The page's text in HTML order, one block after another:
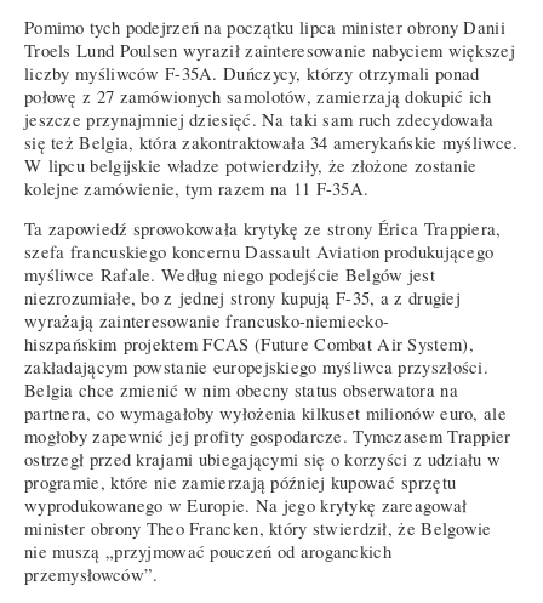
Pomimo tych podejrzeń na początku lipca minister obrony Danii
Troels Lund Poulsen wyraził zainteresowanie nabyciem większej
liczby myśliwców F-35A. Duńczycy, którzy otrzymali ponad
połowę z 27 zamówionych samolotów, zamierzają dokupić ich
jeszcze przynajmniej dziesięć. Na taki sam ruch zdecydowała
się też Belgia, która zakontraktowała 34 amerykańskie myśliwce.
W lipcu belgijskie władze potwierdziły, że złożone zostanie
kolejne zamówienie, tym razem na 11 F-35A.
Ta zapowiedź sprowokowała krytykę ze strony Érica Trappiera,
szefa francuskiego koncernu Dassault Aviation produkującego
myśliwce Rafale. Według niego podejście Belgów jest
niezrozumiałe, bo z jednej strony kupują F-35, a z drugiej
wyrażają zainteresowanie francusko-niemiecko-
hiszpańskim projektem FCAS (Future Combat Air System),
zakładającym powstanie europejskiego myśliwca przyszłości.
Belgia chce zmienić w nim obecny status obserwatora na
partnera, co wymagałoby wyłożenia kilkuset milionów euro, ale
mogłoby zapewnić jej profity gospodarcze. Tymczasem Trappier
ostrzegł przed krajami ubiegającymi się o korzyści z udziału w
programie, które nie zamierzają później kupować sprzętu
wyprodukowanego w Europie. Na jego krytykę zareagował
minister obrony Theo Francken, który stwierdził, że Belgowie
nie muszą „przyjmować pouczeń od aroganckich
przemysłowców”.